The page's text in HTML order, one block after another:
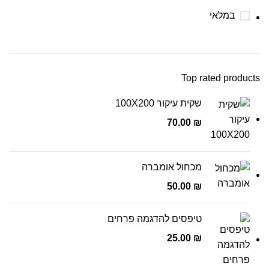
במלאי
Top rated products
שקית עיקור 100X200
70.00 ₪
מכחול אומברה
50.00 ₪
טיפסים להדגמה פרחים
25.00 ₪